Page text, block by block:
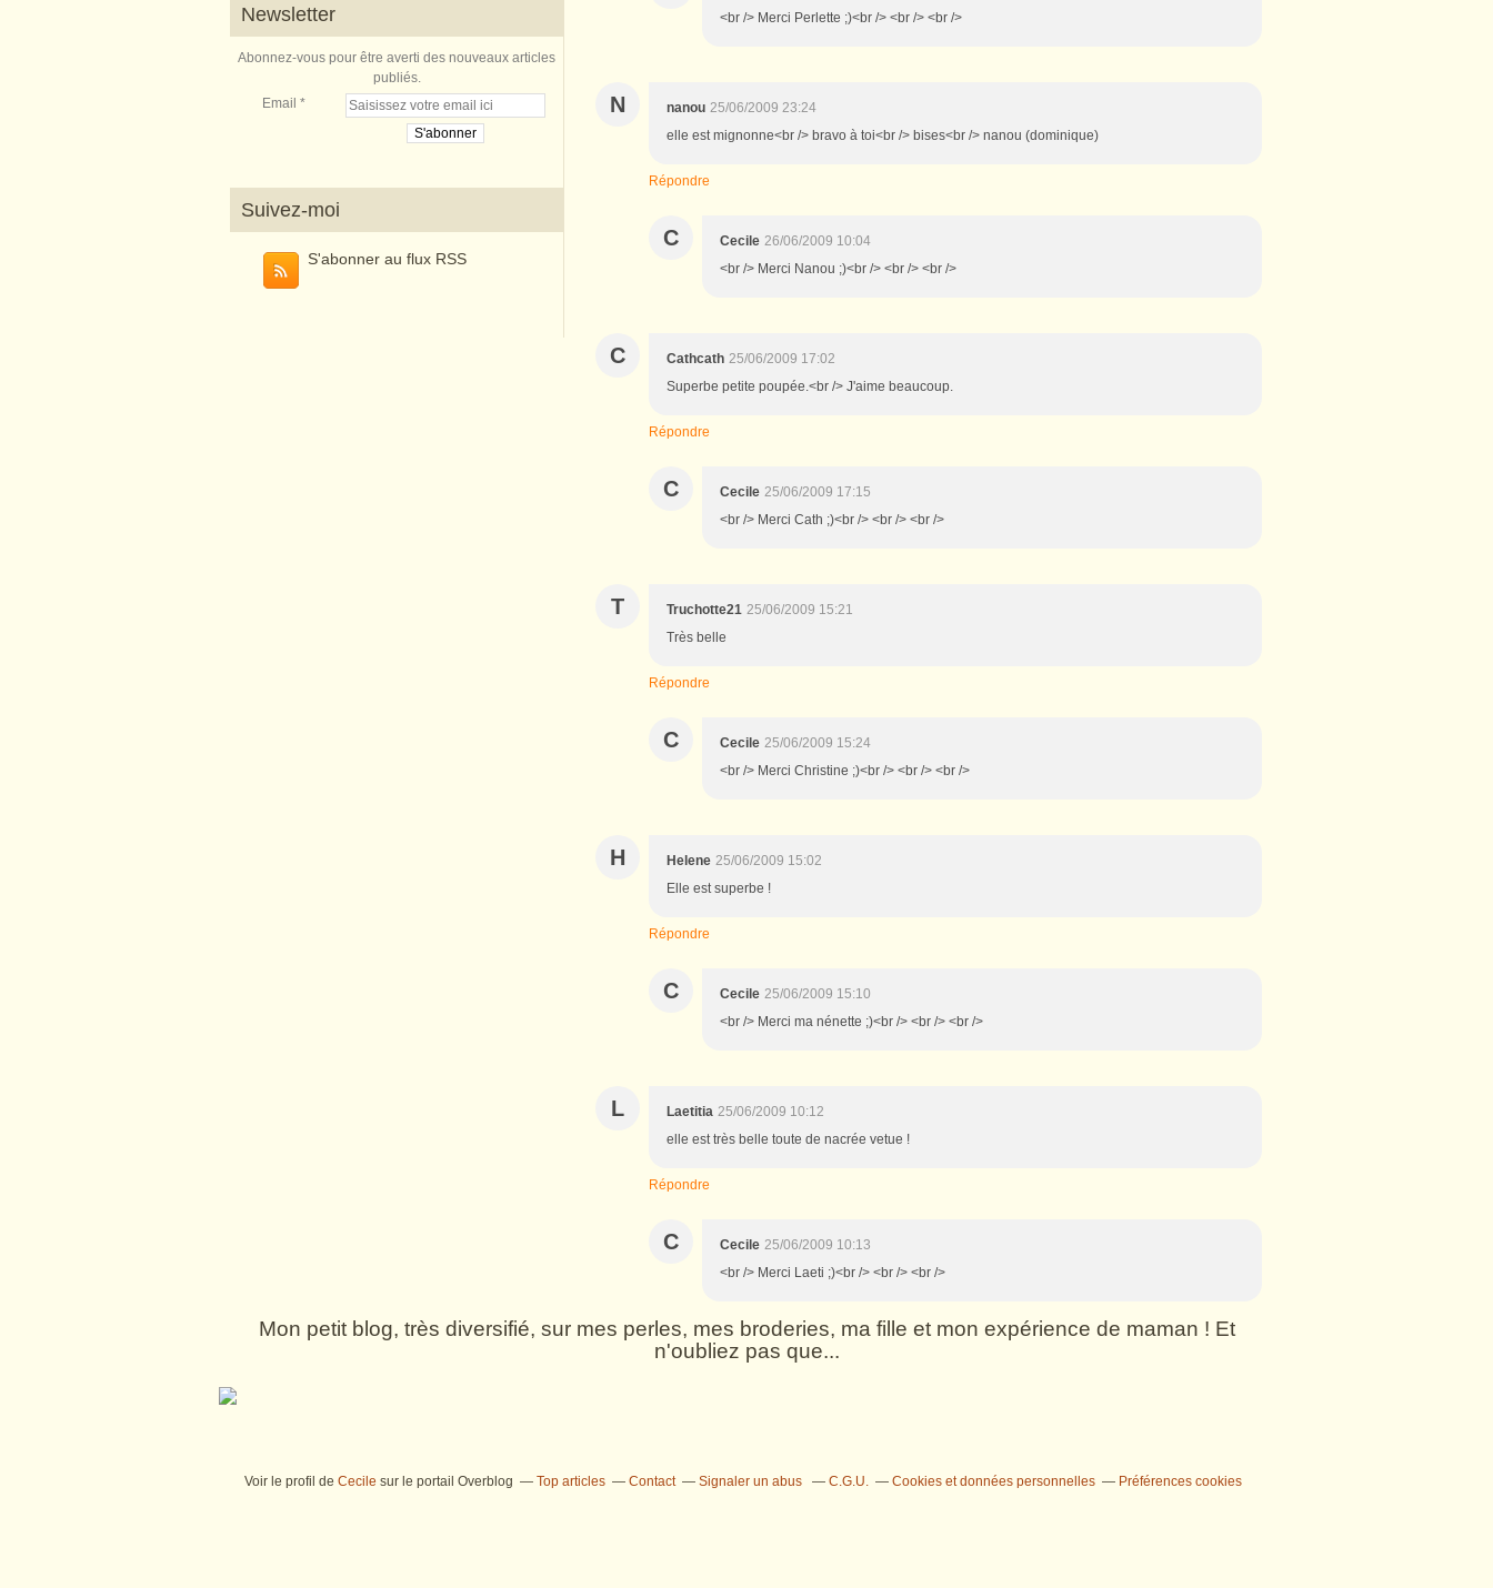
Newsletter
Abonnez-vous pour être averti des nouveaux articles
publiés.
Email
Suivez-moi
S'abonner au flux RSS
<br /> Merci Perlette ;)<br /> <br /> <br />
N nanou 25/06/2009 23:24
elle est mignonne<br /> bravo à toi<br /> bises<br /> nanou (dominique)
Répondre
C Cecile 26/06/2009 10:04
<br /> Merci Nanou ;)<br /> <br /> <br />
C Cathcath 25/06/2009 17:02
Superbe petite poupée.<br /> J'aime beaucoup.
Répondre
C Cecile 25/06/2009 17:15
<br /> Merci Cath ;)<br /> <br /> <br />
T Truchotte21 25/06/2009 15:21
Très belle
Répondre
C Cecile 25/06/2009 15:24
<br /> Merci Christine ;)<br /> <br /> <br />
H Helene 25/06/2009 15:02
Elle est superbe !
Répondre
C Cecile 25/06/2009 15:10
<br /> Merci ma nénette ;)<br /> <br /> <br />
L Laetitia 25/06/2009 10:12
elle est très belle toute de nacrée vetue !
Répondre
C Cecile 25/06/2009 10:13
<br /> Merci Laeti ;)<br /> <br /> <br />
Mon petit blog, très diversifié, sur mes perles, mes broderies, ma fille et mon expérience de maman ! Et
n'oubliez pas que...
Voir le profil de Cecile sur le portail Overblog Top articles Contact Signaler un abus C.G.U. Cookies et données personnelles Préférences cookies